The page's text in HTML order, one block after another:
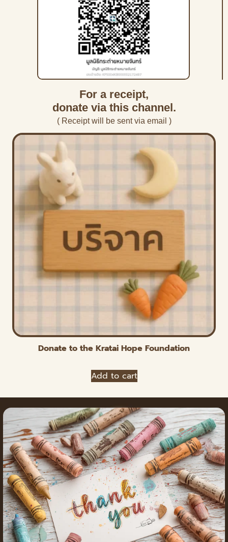
For a receipt,
donate via this channel.
( Receipt will be sent via email )
Donate to the Kratai Hope Foundation
Add to cart